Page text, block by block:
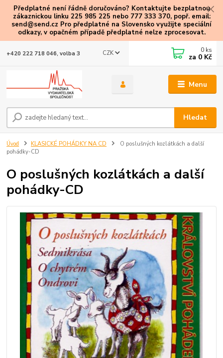
Předplatné není řádně doručováno? Kontaktujte bezplatnou
zákaznickou linku 225 985 225 nebo 777 333 370, popř. email:
send@send.cz Pro předplatné na Slovensko využijte speciální
odkazy, v opačném případě předplatné nelze zprocesovat.
Menu
CZK
Hledat
+420 222 718 046, volba 3 0 ks
za 0 Kč
Úvod KLASICKÉ POHÁDKY NA CD
O poslušných kozlátkách a další
pohádky-CD
O poslušných kozlátkách a další
pohádky-CD